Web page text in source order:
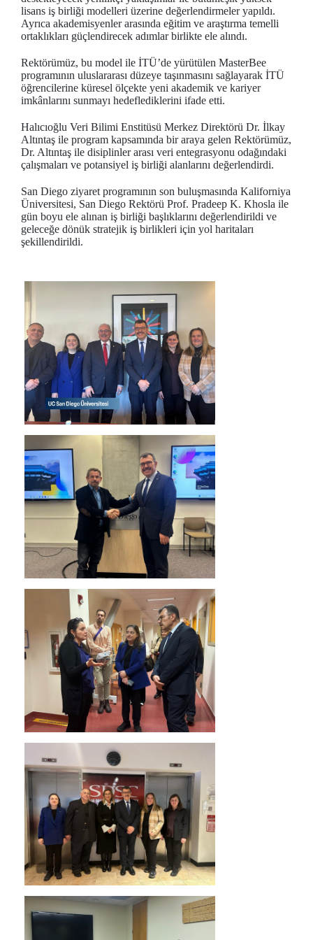
lisans iş birliği modelleri üzerine değerlendirmeler yapıldı.
Ayrıca akademisyenler arasında eğitim ve araştırma temelli
ortaklıkları güçlendirecek adımlar birlikte ele alındı.
Rektörümüz, bu model ile İTÜ’de yürütülen MasterBee
programının uluslararası düzeye taşınmasını sağlayarak İTÜ
öğrencilerine küresel ölçekte yeni akademik ve kariyer
imkânlarını sunmayı hedeflediklerini ifade etti.
Halıcıoğlu Veri Bilimi Enstitüsü Merkez Direktörü Dr. İlkay
Altıntaş ile program kapsamında bir araya gelen Rektörümüz,
Dr. Altıntaş ile disiplinler arası veri entegrasyonu odağındaki
çalışmaları ve potansiyel iş birliği alanlarını değerlendirdi.
San Diego ziyaret programının son buluşmasında Kaliforniya
Üniversitesi, San Diego Rektörü Prof. Pradeep K. Khosla ile
gün boyu ele alınan iş birliği başlıklarını değerlendirildi ve
geleceğe dönük stratejik iş birlikleri için yol haritaları
şekillendirildi.